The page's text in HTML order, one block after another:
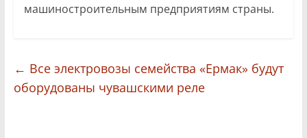
машиностроительным предприятиям страны.
← Все электровозы семейства «Ермак» будут
оборудованы чувашскими реле